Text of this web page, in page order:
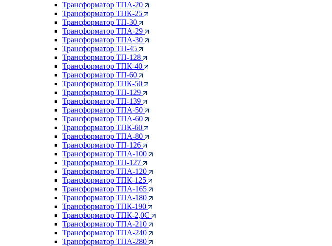
Трансформатор ТПА-20
Трансформатор ТПК-25
Трансформатор ТП-30
Трансформатор ТПА-29
Трансформатор ТПА-30
Трансформатор ТП-45
Трансформатор ТП-128
Трансформатор ТПК-40
Трансформатор ТП-60
Трансформатор ТПК-50
Трансформатор ТП-129
Трансформатор ТП-139
Трансформатор ТПА-50
Трансформатор ТПА-60
Трансформатор ТПК-60
Трансформатор ТПА-80
Трансформатор ТП-126
Трансформатор ТПА-100
Трансформатор ТП-127
Трансформатор ТПА-120
Трансформатор ТПК-125
Трансформатор ТПА-165
Трансформатор ТПА-180
Трансформатор ТПК-190
Трансформатор ТПК-2,0С
Трансформатор ТПА-210
Трансформатор ТПА-240
Трансформатор ТПА-280